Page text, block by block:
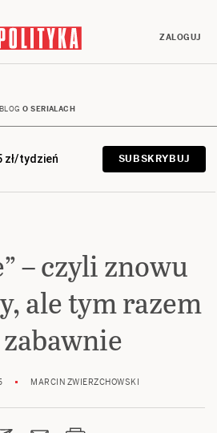
ZALOGUJ
BLOG O SERIALACH
zł/tydzień SUBSKRYBUJ
– czyli znowu
ale tym razem
MARCIN ZWIERZCHOWSKI